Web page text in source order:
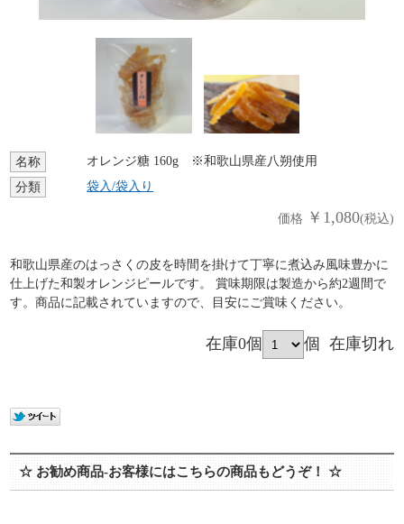
名称
オレンジ糖 160g ※和歌山県産八朔使用
分類
袋入/袋入り
価格 ￥1,080(税込)
和歌山県産のはっさくの皮を時間を掛けて丁寧に煮込み風味豊かに
仕上げた和製オレンジピールです。 賞味期限は製造から約2週間で
す。商品に記載されていますので、目安にご賞味ください。
在庫0個 個 在庫切れ
☆ お勧め商品-お客様にはこちらの商品もどうぞ！ ☆